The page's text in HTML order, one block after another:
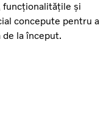
funcționalitățile și
concepute pentru a
la început.